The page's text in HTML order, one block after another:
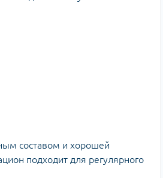
составом и хорошей
подходит для регулярного